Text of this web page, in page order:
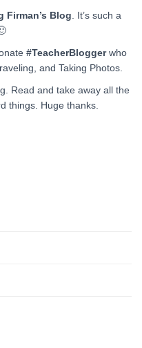
Firman’s Blog. It’s such a
#TeacherBloggerwho
and Taking Photos.
Read and take away all the
things. Huge thanks.